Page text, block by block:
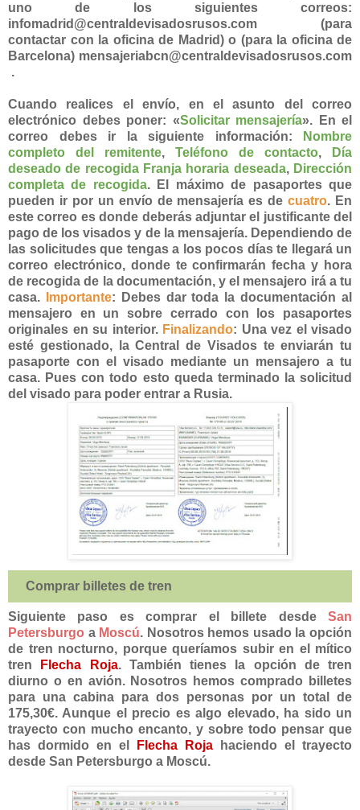
uno de los siguientes correos:
infomadrid@centraldevisadosrusos.com (para
contactar con la oficina de Madrid) o (para la oficina de
Barcelona) mensajeriabcn@centraldevisadosrusos.com
.
Cuando realices el envío, en el asunto del correo
electrónico debes poner: «Solicitar mensajería». En el
correo debes ir la siguiente información: Nombre
completo del remitente, Teléfono de contacto,
Día
deseado de recogida Franja horaria deseada, Dirección
completa de recogida. El máximo de pasaportes que
pueden ir por un envío de mensajería es decuatro. En
este correo es donde deberás adjuntar el justificante del
pago de los visados y de la mensajería. Dependiendo de
las solicitudes que tengas a los pocos días te llegará un
correo electrónico, donde te confirmarán fecha y hora
de recogida de la documentación, y el mensajero irá a tu
casa.
Importante: Debes dar toda la documentación al
mensajero en un sobre cerrado con los pasaportes
originales en su interior. Finalizando: Una vez el visado
esté gestionado, la Central de Visados te enviarán tu
pasaporte con el visado mediante un mensajero a tu
casa. Pues con todo esto queda terminado la solicitud
del visado para poder entrar a Rusia.
Comprar billetes de tren
Siguiente paso es comprar el billete desde San
Petersburgo a Moscú. Nosotros hemos usado la opción
de tren nocturno, porque queríamos subir en el mítico
tren
Flecha Roja. También tienes la opción de tren
diurno o en avión. Nosotros hemos comprado billetes
para una cabina para dos personas por un total de
175,30€. Aunque el precio es algo elevado, ha sido un
trayecto con mucho encanto, y sobre todo pensar que
has dormido en el
Flecha Roja haciendo el trayecto
desde San Petersburgo a Moscú.